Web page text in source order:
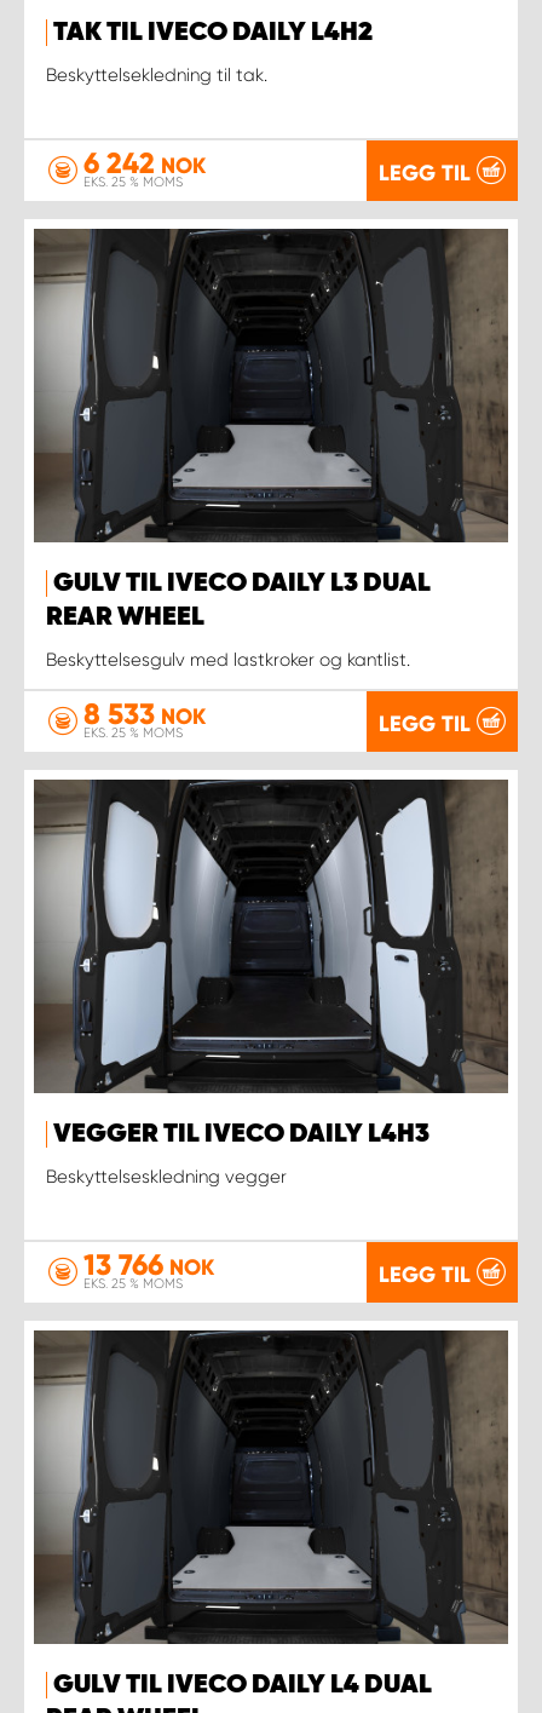
TAK TIL IVECO DAILY L4H2
Beskyttelsekledning til tak.
6 242 NOK
EKS. 25 % MOMS LEGG TIL
GULV TIL IVECO DAILY L3 DUAL
REAR WHEEL
Beskyttelsesgulv med lastkroker og kantlist.
8 533 NOK
EKS. 25 % MOMS LEGG TIL
VEGGER TIL IVECO DAILY L4H3
Beskyttelseskledning vegger
13 766 NOK
EKS. 25 % MOMS LEGG TIL
GULV TIL IVECO DAILY L4 DUAL